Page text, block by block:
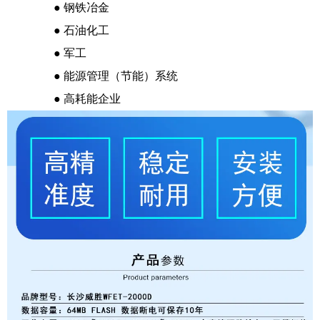
● 钢铁冶金
● 石油化工
● 军工
● 能源管理（节能）系统
● 高耗能企业